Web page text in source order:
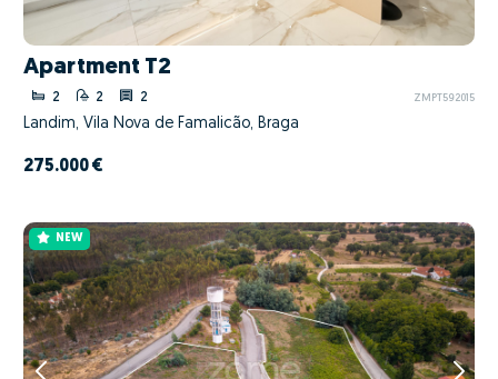
Apartment T2
2 2 2 ZMPT592015
Landim, Vila Nova de Famalicão, Braga
275.000 €
NEW